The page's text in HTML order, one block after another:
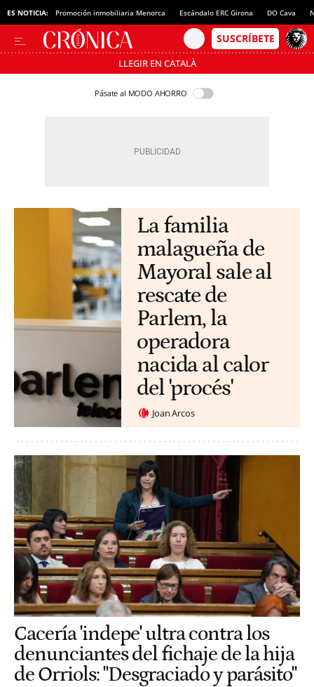
ES NOTICIA: Promoción inmobiliaria Menorca Escándalo ERC Girona DO Cava
LLEGIR EN CATALÀ
Pásate al MODO AHORRO
La familia
malagueña de
Mayoral sale al
rescate de
Parlem, la
operadora
nacida al calor
del 'procés'
Joan Arcos
Cacería 'indepe' ultra contra los
denunciantes del fichaje de la hija
de Orriols: "Desgraciado y parásito"